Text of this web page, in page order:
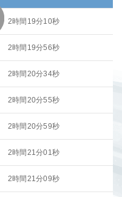
2時間19分10秒
2時間19分56秒
2時間20分34秒
2時間20分55秒
2時間20分59秒
2時間21分01秒
2時間21分09秒